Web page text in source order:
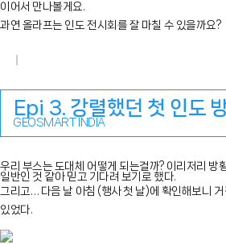
이어서 만나볼게요.
과연 올라프는 인도 전시회를 잘 마칠 수 있을까요?
Epi 3. 강렬했던 첫 인도
GEOSMART INDIA
우리 부스는 도대체 어떻게 되는걸까? 이리저리 방
일반인 것 같아 믿고 기다려 보기로 했다.
그리고… 다음 날 아침 (행사 첫 날)에 확인해보니
있었다.